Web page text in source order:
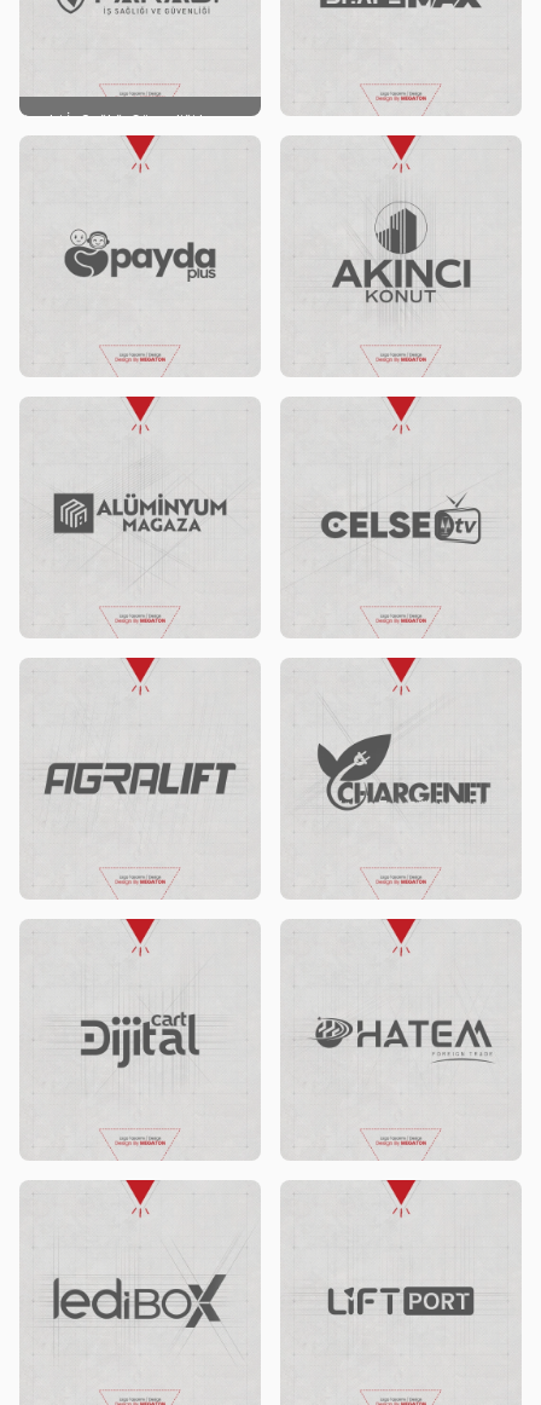
Farabi İş Sağlığı Güvenliği Logo
Tasarımı
ShapeMax Logo tasarımı
Payda Plus Logo Tasarımı Akıncı Konutları logo ontwerp
Alüminyum Mağaza logo ontwerp Celse TV logo ontwerp
Ağra Lift logo ontwerp Chargenet logo ontwerp
Digital Cart logo ontwerp Hatem Global logo ontwerp